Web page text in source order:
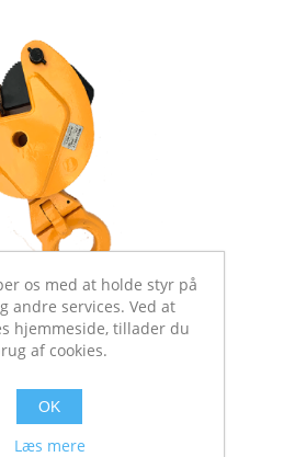
artikler
os med at holde styr på
andre services. Ved at
hjemmeside, tillader du
af cookies.
OK
Læs mere